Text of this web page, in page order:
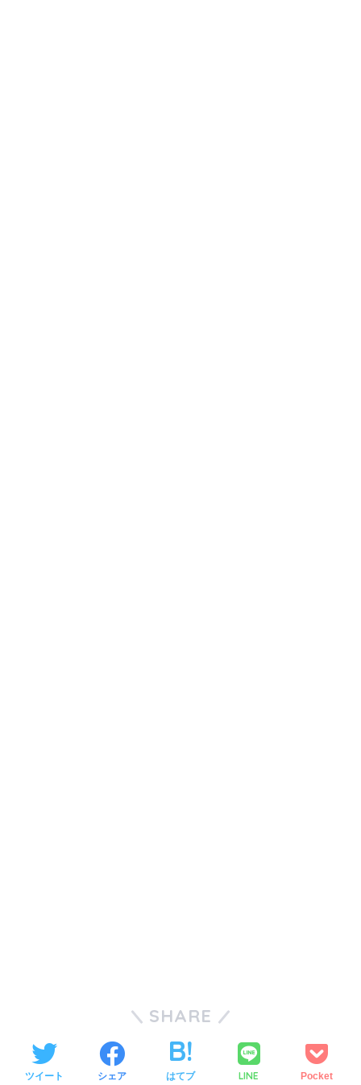
SHARE
ツイート シェア はてブ LINE Pocket